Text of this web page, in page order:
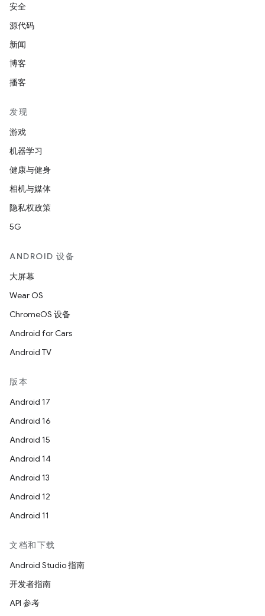
安全
源代码
新闻
博客
播客
发现
游戏
机器学习
健康与健身
相机与媒体
隐私权政策
5G
ANDROID 设备
大屏幕
Wear OS
ChromeOS 设备
Android for Cars
Android TV
版本
Android 17
Android 16
Android 15
Android 14
Android 13
Android 12
Android 11
文档和下载
Android Studio 指南
开发者指南
API 参考